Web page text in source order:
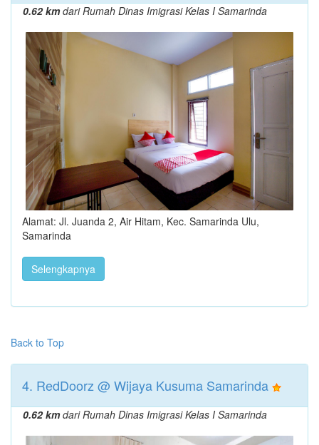
0.62 kmdari Rumah Dinas Imigrasi Kelas I Samarinda
Alamat: Jl. Juanda 2, Air Hitam, Kec. Samarinda Ulu,
Samarinda
Selengkapnya
Back to Top
4. RedDoorz @ Wijaya Kusuma Samarinda
0.62 kmdari Rumah Dinas Imigrasi Kelas I Samarinda